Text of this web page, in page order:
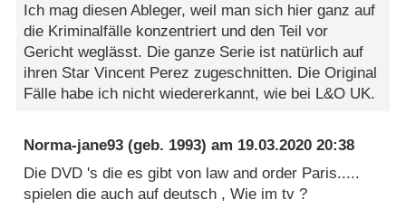
Ich mag diesen Ableger, weil man sich hier ganz auf
die Kriminalfälle konzentriert und den Teil vor
Gericht weglässt. Die ganze Serie ist natürlich auf
ihren Star Vincent Perez zugeschnitten. Die Original
Fälle habe ich nicht wiedererkannt, wie bei L&O UK.
Norma-jane93 (geb. 1993) am 19.03.2020 20:38
Die DVD 's die es gibt von law and order Paris.....
spielen die auch auf deutsch , Wie im tv ?